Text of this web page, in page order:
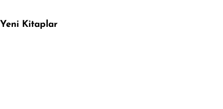
Yeni Kitaplar